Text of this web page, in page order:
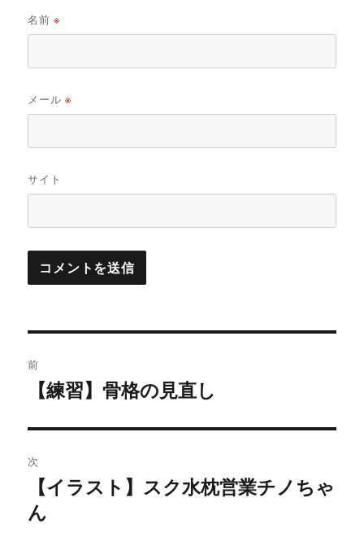
名前※
メール※
サイト
稿
ビ
ゲ
ー
前
投
稿:
【練習】骨格の見直し
次
の
【イラスト】スク水枕営業チノちゃ
ん